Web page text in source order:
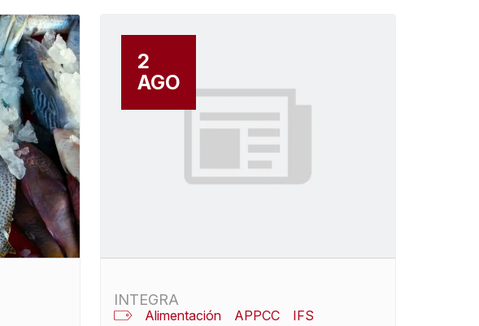
2
AGO
INTEGRA
Alimentación APPCC
IFS